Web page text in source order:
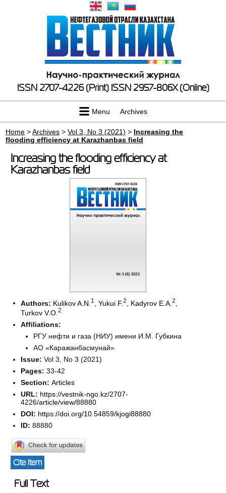
ISSN 2707-4226 (Print) ISSN 2957-806X (Online)
Menu Archives
Home >Archives >Vol 3, No 3 (2021) > Increasing the
flooding efficiency at Karazhanbas field
Increasing the flooding efficiency at
Karazhanbas field
Authors: Kulikov A.N. 1 ,Yukui F.2 Kadyrov E.A.2
Turkov V.O.2
Affiliations:
РГУ нефти и газа (НИУ) имени И.М. Губкина
АО «Каражанбасмунай»
Issue:Vol 3, No 3 (2021)
Pages:33-42
Section:Articles
URL: https://vestnik-ngo.kz/2707-
4226/article/view/88880
DOI: https://doi.org/10.54859/kjogi88880
ID: 88880
Cite item
Full Text